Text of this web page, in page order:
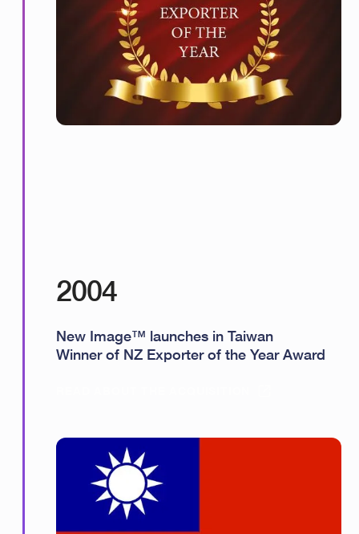
2004
New Image™ launches in Taiwan
Winner of NZ Exporter of the Year Award